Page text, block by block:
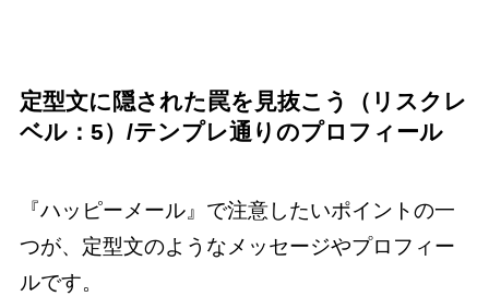
定型文に隠された罠を見抜こう（リスクレ
ベル：5）/テンプレ通りのプロフィール
『ハッピーメール』で注意したいポイントの一
つが、定型文のようなメッセージやプロフィー
ルです。